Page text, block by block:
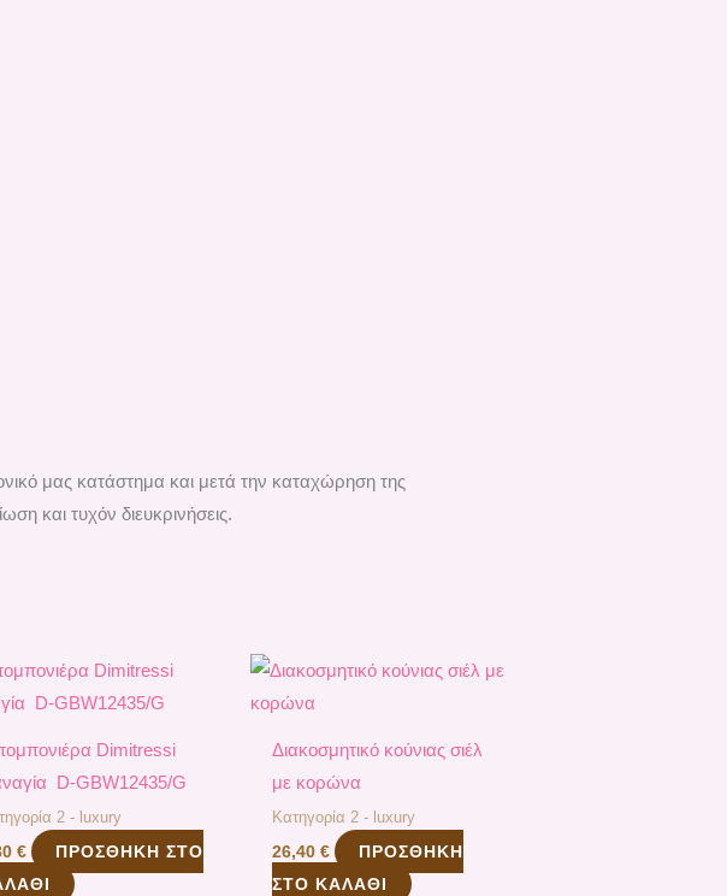
μας κατάστημα και μετά την καταχώρηση της
και τυχόν διευκρινήσεις.
Dimitressi
D-GBW12435/G
2 - luxury
€
ΠΡΟΣΘΉΚΗ ΣΤΟ
Διακοσμητικό κούνιας σιέλ
με κορώνα
Κατηγορία 2 - luxury
26,40€
ΠΡΟΣΘΉΚΗ
ΣΤΟ ΚΑΛΆΘΙ